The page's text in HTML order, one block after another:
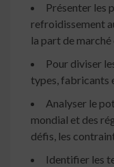
Présenter les
refroidissement
la part de
Pour diviser
types, fabricants
Analyser le
mondial et des
défis, les
Identifier les